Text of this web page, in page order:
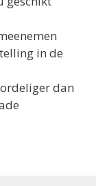
in de
dan